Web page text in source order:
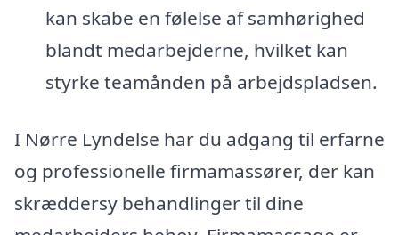
kan skabe en følelse af samhørighed
blandt medarbejderne, hvilket kan
styrke teamånden på arbejdspladsen.
I Nørre Lyndelse har du adgang til erfarne
og professionelle firmamassører, der kan
skræddersy behandlinger til dine